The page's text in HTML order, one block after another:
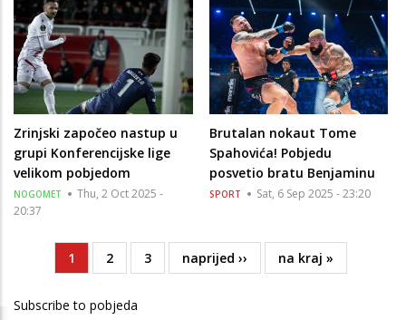
Zrinjski započeo nastup u
grupi Konferencijske lige
velikom pobjedom
NOGOMET
Thu, 2 Oct 2025 -
20:37
Brutalan nokaut Tome
Spahovića! Pobjedu
posvetio bratu Benjaminu
SPORT Sat, 6 Sep 2025 - 23:20
PaginationCurrent
page
1 Page
2 Page
3
Next
page
naprijed ››
Last
page
na kraj »
Subscribe to pobjeda